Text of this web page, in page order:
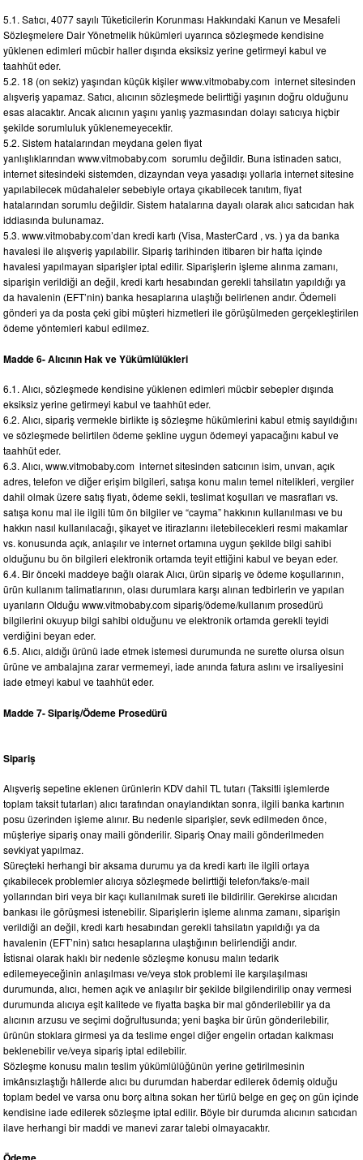
5.1. Satıcı, 4077 sayılı Tüketicilerin Korunması Hakkındaki Kanun ve Mesafeli
Sözleşmelere Dair Yönetmelik hükümleri uyarınca sözleşmede kendisine
yüklenen edimleri mücbir haller dışında eksiksiz yerine getirmeyi kabul ve
taahhüt eder.
5.2. 18 (on sekiz) yaşından küçük kişiler www.vitmobaby.com internet sitesinden
alışveriş yapamaz. Satıcı, alıcının sözleşmede belirttiği yaşının doğru olduğunu
esas alacaktır. Ancak alıcının yaşını yanlış yazmasından dolayı satıcıya hiçbir
şekilde sorumluluk yüklenemeyecektir.
5.2. Sistem hatalarından meydana gelen fiyat
yanlışlıklarından www.vitmobaby.com sorumlu değildir. Buna istinaden satıcı,
internet sitesindeki sistemden, dizayndan veya yasadışı yollarla internet sitesine
yapılabilecek müdahaleler sebebiyle ortaya çıkabilecek tanıtım, fiyat
hatalarından sorumlu değildir. Sistem hatalarına dayalı olarak alıcı satıcıdan hak
iddiasında bulunamaz.
5.3. www.vitmobaby.com’dan kredi kartı (Visa, MasterCard , vs. ) ya da banka
havalesi ile alışveriş yapılabilir. Sipariş tarihinden itibaren bir hafta içinde
havalesi yapılmayan siparişler iptal edilir. Siparişlerin işleme alınma zamanı,
siparişin verildiği an değil, kredi kartı hesabından gerekli tahsilatın yapıldığı ya
da havalenin (EFT’nin) banka hesaplarına ulaştığı belirlenen andır. Ödemeli
gönderi ya da posta çeki gibi müşteri hizmetleri ile görüşülmeden gerçekleştirilen
ödeme yöntemleri kabul edilmez.
Madde 6- Alıcının Hak ve Yükümlülükleri
6.1. Alıcı, sözleşmede kendisine yüklenen edimleri mücbir sebepler dışında
eksiksiz yerine getirmeyi kabul ve taahhüt eder.
6.2. Alıcı, sipariş vermekle birlikte iş sözleşme hükümlerini kabul etmiş sayıldığını
ve sözleşmede belirtilen ödeme şekline uygun ödemeyi yapacağını kabul ve
taahhüt eder.
6.3. Alıcı, www.vitmobaby.com internet sitesinden satıcının isim, unvan, açık
adres, telefon ve diğer erişim bilgileri, satışa konu malın temel nitelikleri, vergiler
dahil olmak üzere satış fiyatı, ödeme sekli, teslimat koşulları ve masrafları vs.
satışa konu mal ile ilgili tüm ön bilgiler ve “cayma” hakkının kullanılması ve bu
hakkın nasıl kullanılacağı, şikayet ve itirazlarını iletebilecekleri resmi makamlar
vs. konusunda açık, anlaşılır ve internet ortamına uygun şekilde bilgi sahibi
olduğunu bu ön bilgileri elektronik ortamda teyit ettiğini kabul ve beyan eder.
6.4. Bir önceki maddeye bağlı olarak Alıcı, ürün sipariş ve ödeme koşullarının,
ürün kullanım talimatlarının, olası durumlara karşı alınan tedbirlerin ve yapılan
uyarıların Olduğu www.vitmobaby.com sipariş/ödeme/kullanım prosedürü
bilgilerini okuyup bilgi sahibi olduğunu ve elektronik ortamda gerekli teyidi
verdiğini beyan eder.
6.5. Alıcı, aldığı ürünü iade etmek istemesi durumunda ne surette olursa olsun
ürüne ve ambalajına zarar vermemeyi, iade anında fatura aslını ve irsaliyesini
iade etmeyi kabul ve taahhüt eder.
Madde 7- Sipariş/Ödeme Prosedürü
Sipariş
Alışveriş sepetine eklenen ürünlerin KDV dahil TL tutarı (Taksitli işlemlerde
toplam taksit tutarları) alıcı tarafından onaylandıktan sonra, ilgili banka kartının
posu üzerinden işleme alınır. Bu nedenle siparişler, sevk edilmeden önce,
müşteriye sipariş onay maili gönderilir. Sipariş Onay maili gönderilmeden
sevkiyat yapılmaz.
Süreçteki herhangi bir aksama durumu ya da kredi kartı ile ilgili ortaya
çıkabilecek problemler alıcıya sözleşmede belirttiği telefon/faks/e-mail
yollarından biri veya bir kaçı kullanılmak sureti ile bildirilir. Gerekirse alıcıdan
bankası ile görüşmesi istenebilir. Siparişlerin işleme alınma zamanı, siparişin
verildiği an değil, kredi kartı hesabından gerekli tahsilatın yapıldığı ya da
havalenin (EFT’nin) satıcı hesaplarına ulaştığının belirlendiği andır.
İstisnai olarak haklı bir nedenle sözleşme konusu malın tedarik
edilemeyeceğinin anlaşılması ve/veya stok problemi ile karşılaşılması
durumunda, alıcı, hemen açık ve anlaşılır bir şekilde bilgilendirilip onay vermesi
durumunda alıcıya eşit kalitede ve fiyatta başka bir mal gönderilebilir ya da
alıcının arzusu ve seçimi doğrultusunda; yeni başka bir ürün gönderilebilir,
ürünün stoklara girmesi ya da teslime engel diğer engelin ortadan kalkması
beklenebilir ve/veya sipariş iptal edilebilir.
Sözleşme konusu malın teslim yükümlülüğünün yerine getirilmesinin
imkânsızlaştığı hâllerde alıcı bu durumdan haberdar edilerek ödemiş olduğu
toplam bedel ve varsa onu borç altına sokan her türlü belge en geç on gün içinde
kendisine iade edilerek sözleşme iptal edilir. Böyle bir durumda alıcının satıcıdan
ilave herhangi bir maddi ve manevi zarar talebi olmayacaktır.